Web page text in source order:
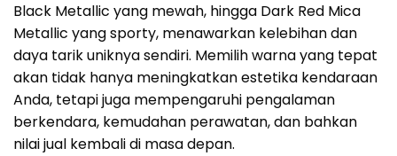
Black Metallic yang mewah, hingga Dark Red Mica
Metallic yang sporty, menawarkan kelebihan dan
daya tarik uniknya sendiri. Memilih warna yang tepat
akan tidak hanya meningkatkan estetika kendaraan
Anda, tetapi juga mempengaruhi pengalaman
berkendara, kemudahan perawatan, dan bahkan
nilai jual kembali di masa depan.